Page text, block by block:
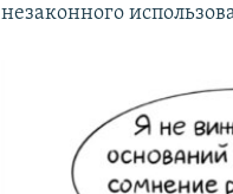
незаконного